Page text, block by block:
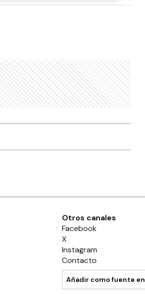
Otros canales
Facebook
X
Instagram
Contacto
Añadir como fuente en